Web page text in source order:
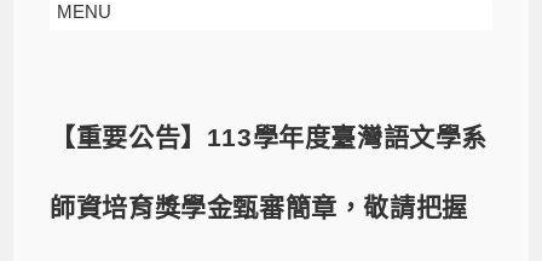
MENU
【重要公告】113學年度臺灣語文學系
師資培育獎學金甄審簡章，敬請把握